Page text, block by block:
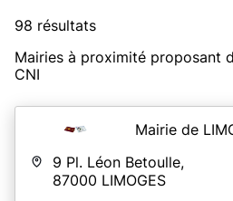
98 résultats
Mairies à proximité proposant
CNI
Mairie de
9 Pl. Léon Betoulle,
87000 LIMOGES